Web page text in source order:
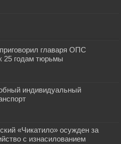
главаря ОПС
25 годам тюрьмы
индивидуальный
«Чикатило» осужден за
с изнасилованием